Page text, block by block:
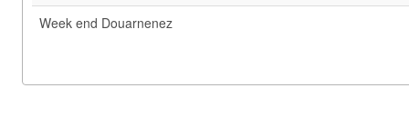
Week end Douarnenez